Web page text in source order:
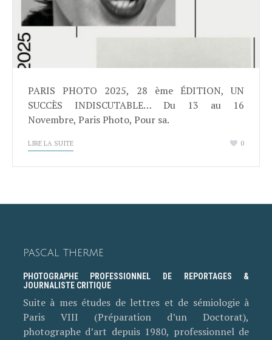
PARIS PHOTO 2025, 28 ème ÉDITION, UN
SUCCÈS INDISCUTABLE… Du 13 au 16
Novembre, Paris Photo, Pour sa.
LIRE LA SUITE 0
PASCAL THERME
PHOTOGRAPHE PROFESSIONNEL DE REPORTAGES &
JOURNALISTE CRITIQUE
Suite à mes études de lettres et de sémiologie à
Paris VIII (Préparation d’un Doctorat),
photographe d’art depuis 1980, professionnel de